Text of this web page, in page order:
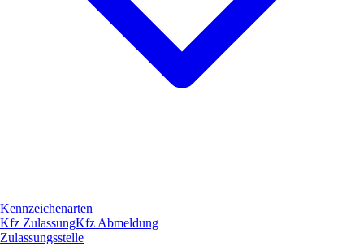
Kennzeichenarten
Kfz ZulassungKfz Abmeldung
Zulassungsstelle